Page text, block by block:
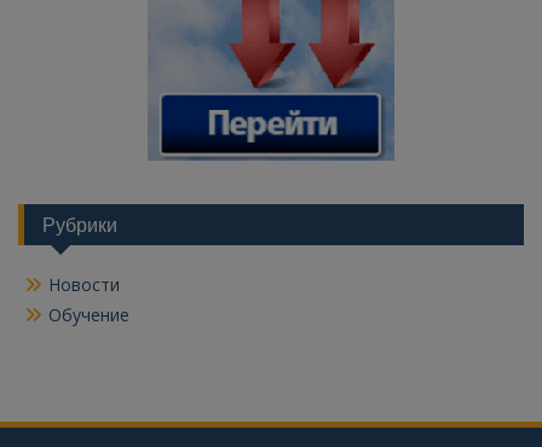
Рубрики
Новости
Обучение